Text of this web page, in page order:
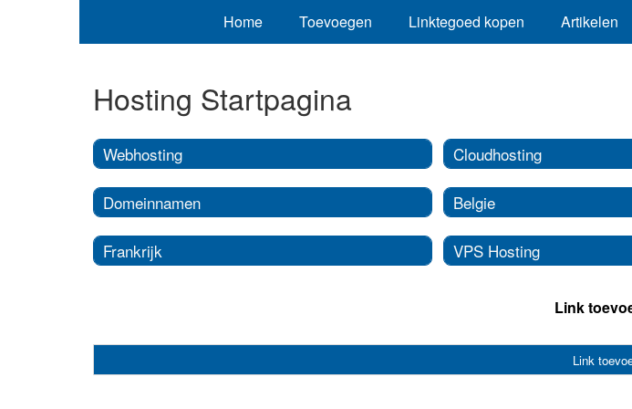
Home Toevoegen Linktegoed kopen Artikelen
Hosting Startpagina
Webhosting
Domeinnamen
Frankrijk
Cloudhosting
Belgie
VPS Hosting
Link
Link